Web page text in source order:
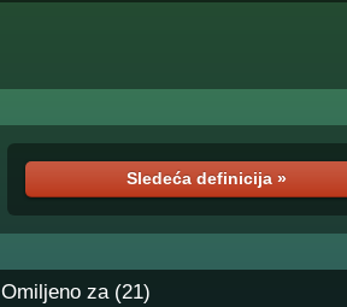
Sledeća definicija »
Omiljeno za (21)